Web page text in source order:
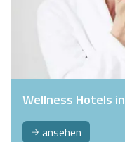
Wellness Hotels
ansehen